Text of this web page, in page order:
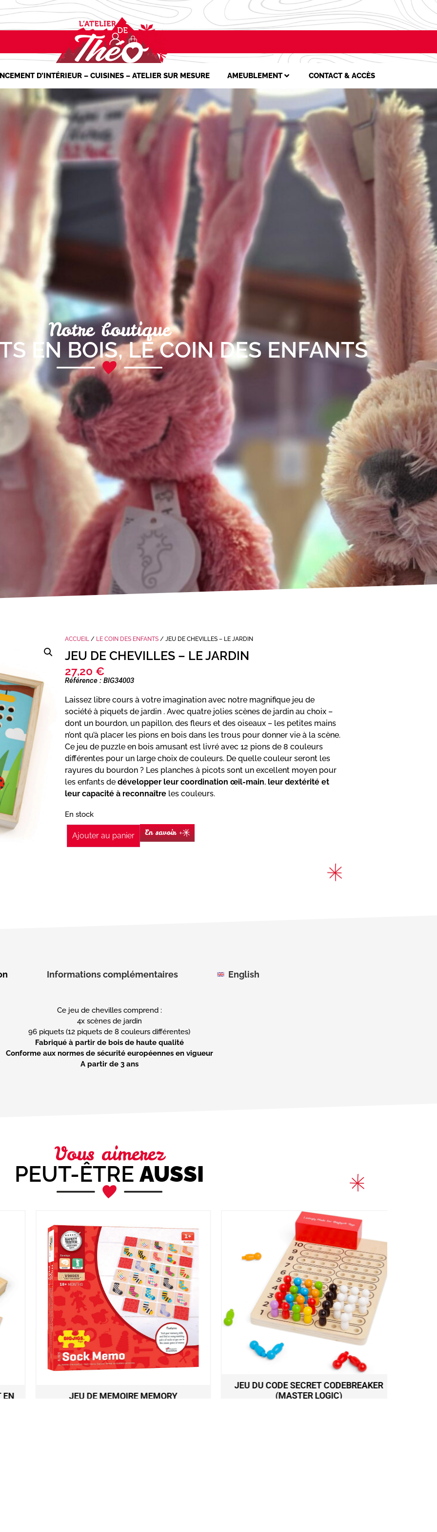
D’INTÉRIEUR – CUISINES – ATELIER SUR MESURE AMEUBLEMENT CONTACT & ACCÈS
Notre boutique
EN BOIS,LE COIN DES ENFANTS
ACCUEIL / LE COIN DES ENFANTS/ JEU DE CHEVILLES – LE JARDIN
JEU DE CHEVILLES – LE JARDIN
27,20 €
Référence : BIG34003
Laissez libre cours à votre imagination avec notre magnifique jeu de
société à piquets de jardin . Avec quatre jolies scènes de jardin au choix –
dont un bourdon, un papillon, des fleurs et des oiseaux – les petites mains
n’ont qu’à placer les pions en bois dans les trous pour donner vie à la scène.
Ce jeu de puzzle en bois amusant est livré avec 12 pions de 8 couleurs
différentes pour un large choix de couleurs. De quelle couleur seront les
rayures du bourdon ? Les planches à picots sont un excellent moyen pour
les enfants de développer leur coordination œil-main,leur dextérité et
leur capacité à reconnaîtreles couleurs.
En stock
Ajouter au panier En savoir +
Informations complémentaires English
Ce jeu de chevilles comprend :
4x scènes de jardin
Fabriqué à partir de bois de haute qualité
Conforme aux normes de sécurité européennes en vigueur
A partir de 3 ans
Vous aimerez
PEUT-ÊTRE AUSSI
JEU DE MEMOIRE MEMORY
JEU DU CODE SECRET CODEBREAKER
(MASTER LOGIC)